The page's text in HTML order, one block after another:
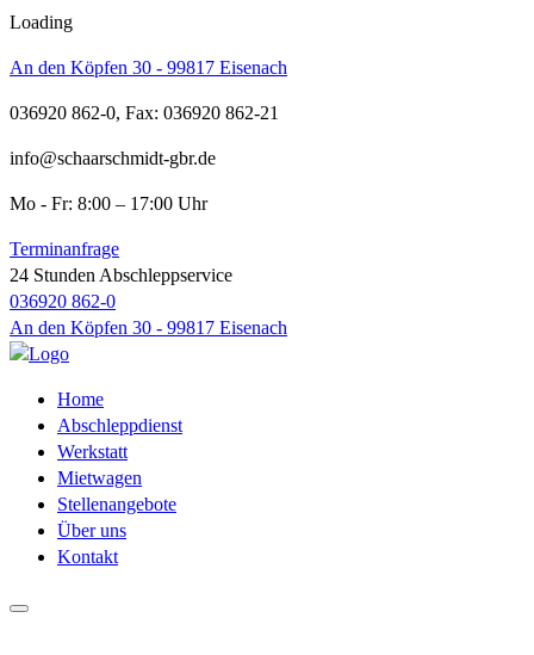
Loading
An den Köpfen 30 - 99817 Eisenach
036920 862-0, Fax: 036920 862-21
info@schaarschmidt-gbr.de
Mo - Fr: 8:00 – 17:00 Uhr
Terminanfrage
24 Stunden Abschleppservice
036920 862-0
An den Köpfen 30 - 99817 Eisenach
Home
Abschleppdienst
Werkstatt
Mietwagen
Stellenangebote
Über uns
Kontakt